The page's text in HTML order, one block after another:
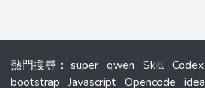
熱門搜尋 ： super qwen Skill Codex
bootstrap Javascript Opencode idea